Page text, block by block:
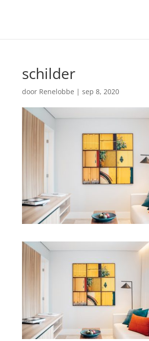
schilder
door Renelobbe | sep 8, 2020